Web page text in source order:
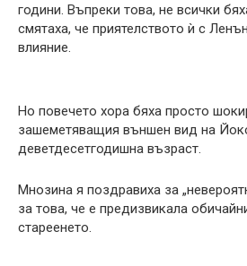
години. Въпреки това, не всички
смятаха, че приятелството ѝ с
влияние.
Но повечето хора бяха просто
зашеметяващия външен вид на
деветдесетгодишна възраст.
Мнозина я поздравиха за
за това, че е предизвикала
стареенето.